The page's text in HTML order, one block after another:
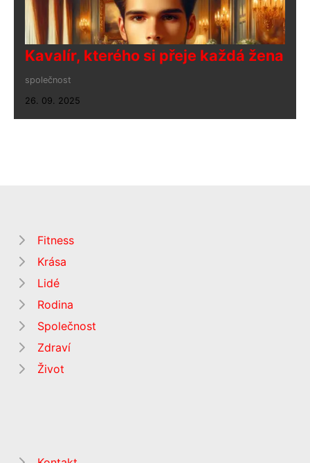
Kavalír, kterého si přeje každá žena
společnost
26. 09. 2025
Fitness
Krása
Lidé
Rodina
Společnost
Zdraví
Život